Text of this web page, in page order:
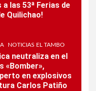
a las 53ª Ferias de
Quilichao!
NOTICIAS EL TAMBO
neutraliza en el
«Bomber»,
en explosivos
Carlos Patiño